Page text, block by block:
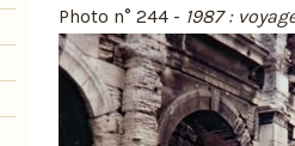
Photo n° 244 - 1987 :